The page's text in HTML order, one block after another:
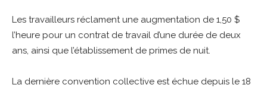
Les travailleurs réclament une augmentation de 1,50 $
l’heure pour un contrat de travail d’une durée de deux
ans, ainsi que l’établissement de primes de nuit.
La dernière convention collective est échue depuis le 18